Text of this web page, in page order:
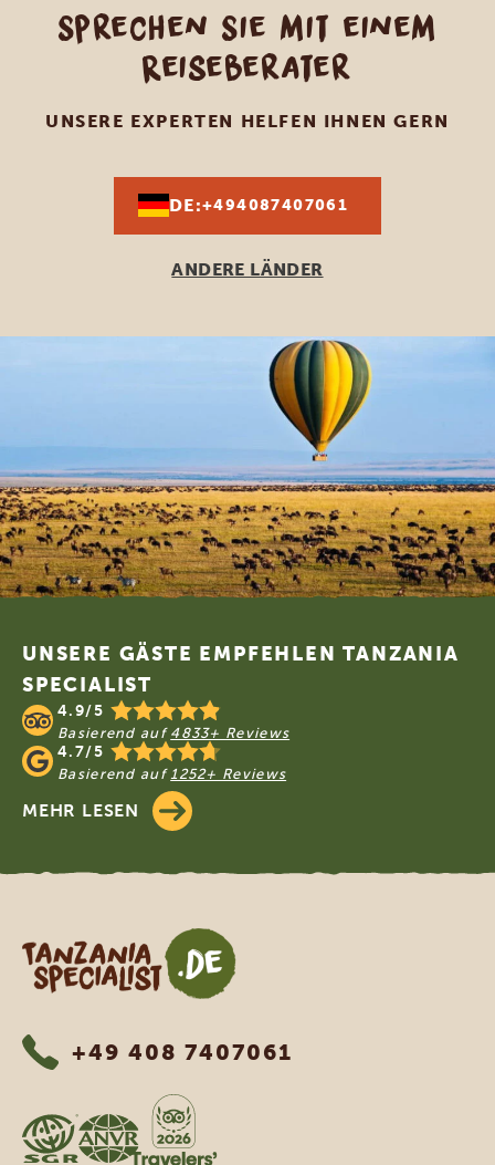
Sprechen Sie mit einem
Reiseberater
UNSERE EXPERTEN HELFEN IHNEN GERN
DE:+494087407061
ANDERE LÄNDER
Footer
UNSERE GÄSTE EMPFEHLEN TANZANIA
SPECIALIST
4.9/5
Basierend auf 4833+ Reviews
4.7/5
Basierend auf 1252+ Reviews
MEHR LESEN
Tanzania Specialist
+49 408 7407061